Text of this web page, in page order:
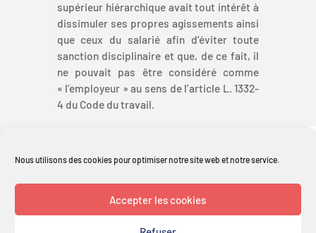
Nous utilisons des cookies pour optimiser notre site web et notre service.
Accepter les cookies
supérieur hiérarchique avait tout intérêt à
dissimuler ses propres agissements ainsi
que ceux du salarié afin d’éviter toute
sanction disciplinaire et que, de ce fait, il
ne pouvait pas être considéré comme
« l’employeur » au sens de l’article L. 1332-
4 du Code du travail.